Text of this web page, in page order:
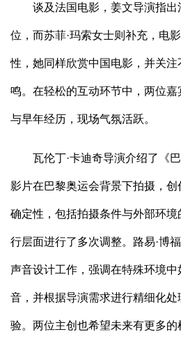
谈及法国电影，姜文导演指出
位，而苏菲·玛索女士则补充，电
性，她同样欣赏中国电影，并关
鸣。在轻松的互动环节中，两位
与早年经历，现场气氛活跃。
瓦伦丁·卡迪奇导演介绍了《巴
影片在巴黎奥运会背景下拍摄，
确定性，包括拍摄条件与外部环
行层面进行了多次调整。路易·博
声音设计工作，强调在特殊环境
音，并根据导演需求进行精细化
验。两位主创也希望未来有更多的